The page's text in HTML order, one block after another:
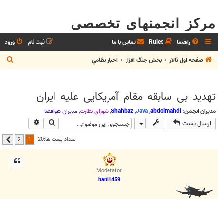
مرکز انجمنهای تخصصی
راهنما Rules تماس با ما ورود
ثبت نام
صفحه اول تالار
بخش جنگ افزار اخبار نظامي
ج
س
تهدید بی سابقه مقام آمریکایی علیه ایران
مدیران انجمن: abdolmahdi
,
Java
,
Shahbaz
,شوراي نظارت,مديران هوافضا
ارسال پست جستجو
تعداد پست ها:20 2 بعدی
Moderator
hani1459